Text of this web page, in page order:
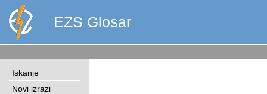
EZS Glosar
Iskanje
Novi izrazi